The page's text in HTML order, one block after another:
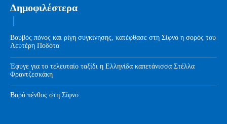
Δημοφιλέστερα
Βουβός πόνος και ρίγη συγκίνησης, κατέφθασε στη Σίφνο η σορός του
Λευτέρη Ποδότα
Έφυγε για το τελευταίο ταξίδι η Ελληνίδα καπετάνισσα Στέλλα
Φραντζεσκάκη
Βαρύ πένθος στη Σίφνο